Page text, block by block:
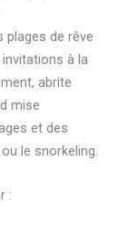
plages de rêve
à la
abrite
mise
et des
le snorkeling.
: